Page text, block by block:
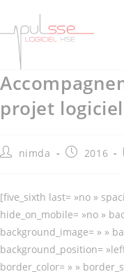
projet logiciel
nimda 2016
[five_sixth last= »no »
hide_on_mobile= »no »
background_image= » »
background_position=
border_color= » »